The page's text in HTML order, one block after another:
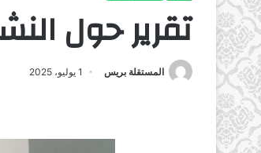
تقرير حول
المستقلة بريس 1 يوليو، 2025